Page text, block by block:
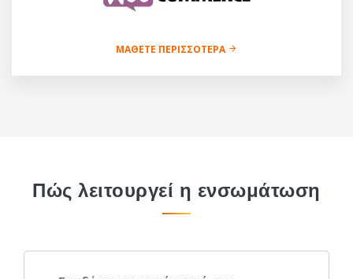
ΜΆΘΕΤΕ ΠΕΡΙΣΣΌΤΕΡΑ
Πώς λειτουργεί η ενσωμάτωση